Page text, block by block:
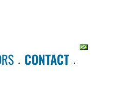
CONTACT